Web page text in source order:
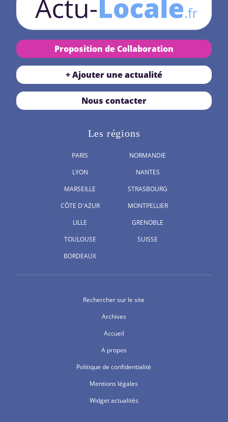
Proposition de Collaboration
+ Ajouter une actualité
Nous contacter
Les régions
PARIS
LYON
MARSEILLE
CÔTE D'AZUR
LILLE
TOULOUSE
BORDEAUX
NORMANDIE
NANTES
STRASBOURG
MONTPELLIER
GRENOBLE
SUISSE
Rechercher sur le site
Archives
Accueil
A propos
Politique de confidentialité
Mentions légales
Widget actualités